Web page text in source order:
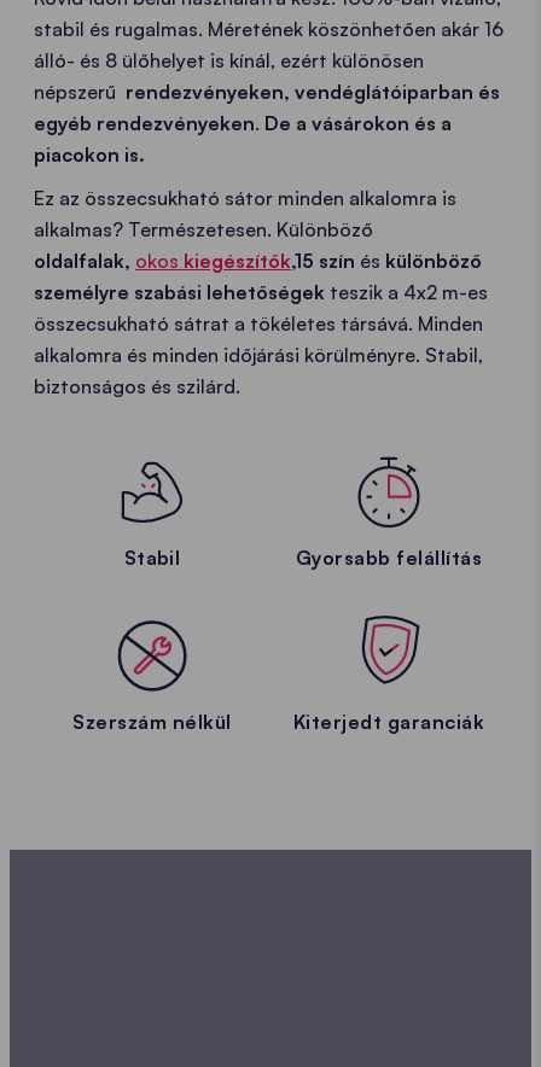
stabil és rugalmas. Méretének köszönhetően akár 16
álló- és 8 ülőhelyet is kínál, ezért különösen
népszerű rendezvényeken, vendéglátóiparban és
egyéb rendezvényeken. De a vásárokon és a
piacokon is.
Ez az összecsukható sátor minden alkalomra is
alkalmas? Természetesen. Különböző
oldalfalak, okos kiegészítők,15 szín és különböző
személyre szabási lehetőségek teszik a 4x2 m-es
összecsukható sátrat a tökéletes társává. Minden
alkalomra és minden időjárási körülményre. Stabil,
biztonságos és szilárd.
Stabil Gyorsabb felállítás
Szerszám nélkül Kiterjedt garanciák